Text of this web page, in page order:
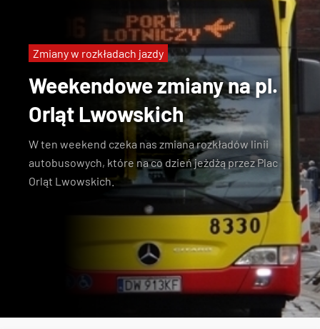
Weekendowe zmiany na pl.
Orląt Lwowskich
W ten weekend czeka nas zmiana rozkładów linii
autobusowych, które na co dzień jeżdżą przez Plac
Orląt Lwowskich.
Zmiany w rozkładach jazdy